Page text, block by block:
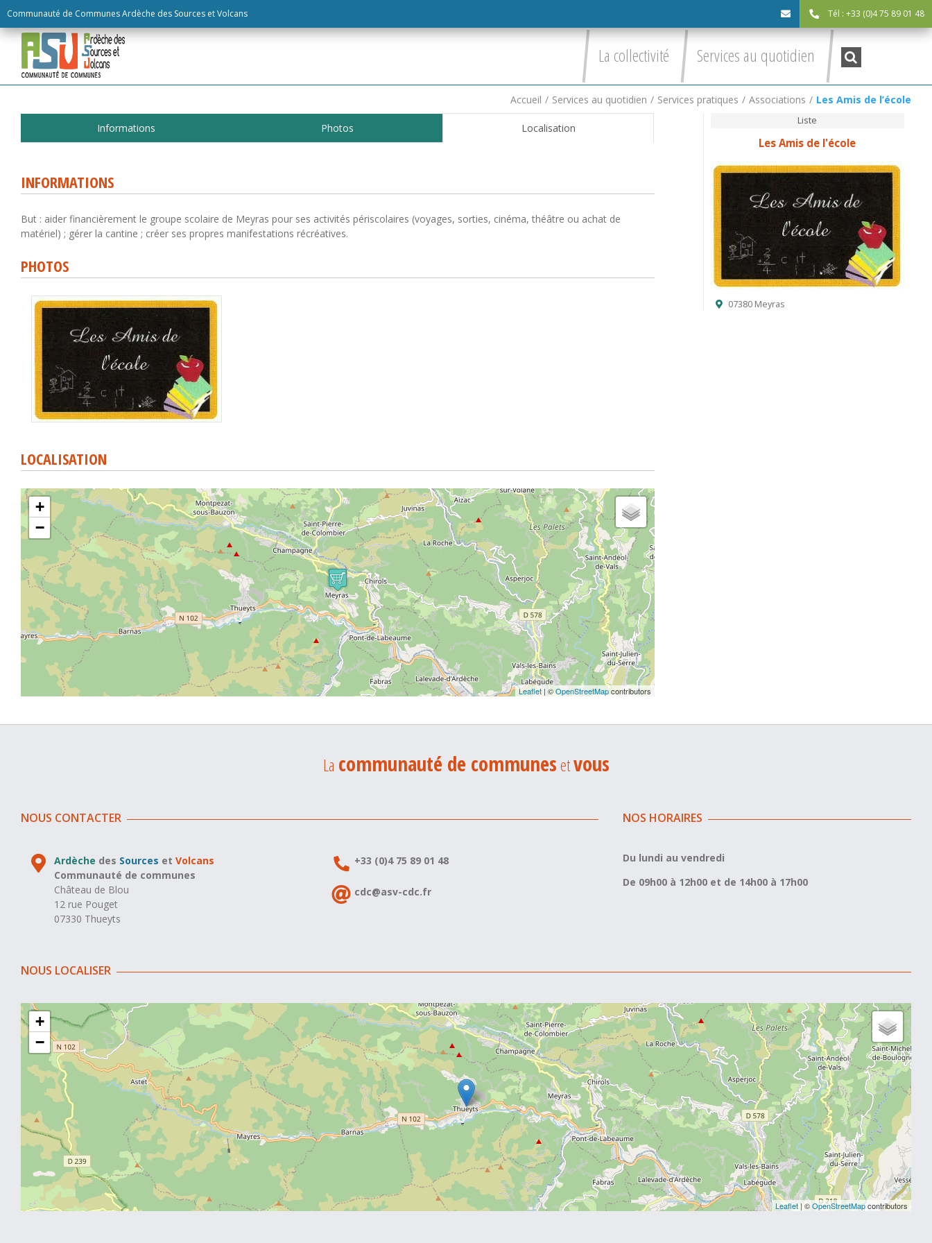
Communauté de Communes Ardèche des Sources et Volcans Tél : +33 (0)4 75 89 01 48
to
content
La collectivité Services au quotidien Recherche
:
Accueil / Services au quotidien / Services pratiques / Associations / Les Amis de l’école
Informations Photos Localisation
INFORMATIONS
But : aider financièrement le groupe scolaire de Meyras pour ses activités périscolaires (voyages, sorties, cinéma, théâtre ou achat de
matériel) ; gérer la cantine ; créer ses propres manifestations récréatives.
PHOTOS
LOCALISATION
+
−
Leaflet| ©OpenStreetMapcontributors
Liste
Les Amis de l'école
07380 Meyras
La communauté de communesetvous
NOUS CONTACTER
Ardèche des Sources etVolcans
Communauté de communes
Château de Blou
12 rue Pouget
07330 Thueyts
+33 (0)4 75 89 01 48
cdc@asv-cdc.fr
NOS HORAIRES
Du lundi au vendredi
De 09h00 à 12h00 et de 14h00 à 17h00
NOUS LOCALISER
+
−
Leaflet| ©OpenStreetMapcontributors